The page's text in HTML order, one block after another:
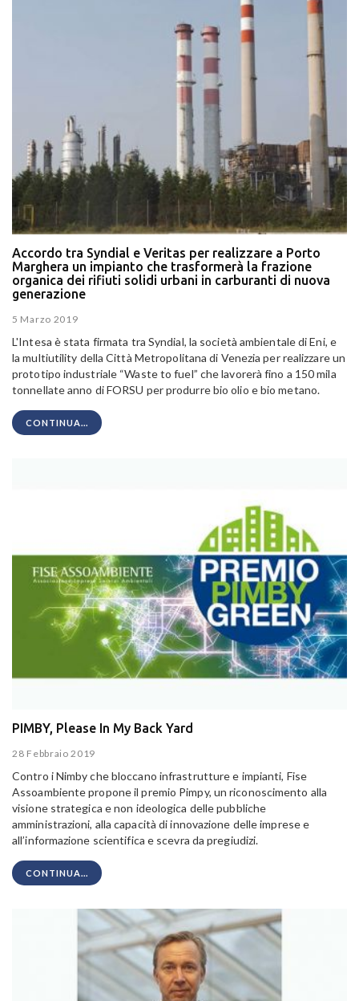
Accordo tra Syndial e Veritas per realizzare a Porto
Marghera un impianto che trasformerà la frazione
organica dei rifiuti solidi urbani in carburanti di nuova
generazione
5 Marzo 2019
L'Intesa è stata firmata tra Syndial, la società ambientale di Eni, e
la multiutility della Città Metropolitana di Venezia per realizzare un
prototipo industriale “Waste to fuel” che lavorerà fino a 150 mila
tonnellate anno di FORSU per produrre bio olio e bio metano.
CONTINUA...
PIMBY, Please In My Back Yard
28 Febbraio 2019
Contro i Nimby che bloccano infrastrutture e impianti, Fise
Assoambiente propone il premio Pimpy, un riconoscimento alla
visione strategica e non ideologica delle pubbliche
amministrazioni, alla capacità di innovazione delle imprese e
all’informazione scientifica e scevra da pregiudizi.
CONTINUA...